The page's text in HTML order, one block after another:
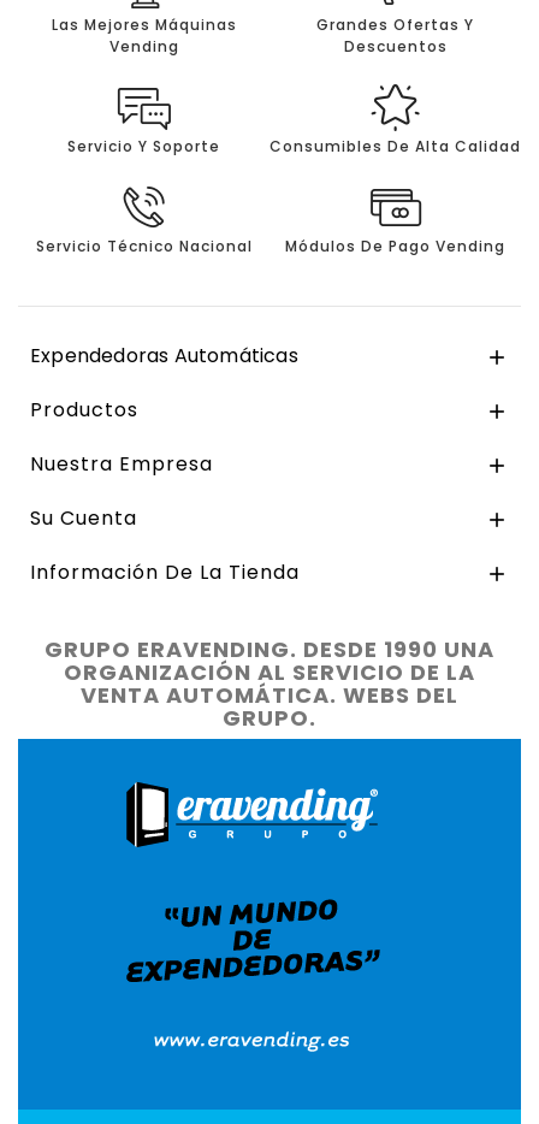
Las Mejores Máquinas
Vending
Grandes Ofertas Y
Descuentos
Servicio Y Soporte Consumibles De Alta Calidad
Servicio Técnico Nacional Módulos De Pago Vending
Expendedoras Automáticas 
Productos 
Nuestra Empresa 
Su Cuenta 
Información De La Tienda 
GRUPO ERAVENDING. DESDE 1990 UNA
ORGANIZACIÓN AL SERVICIO DE LA
VENTA AUTOMÁTICA. WEBS DEL
GRUPO.